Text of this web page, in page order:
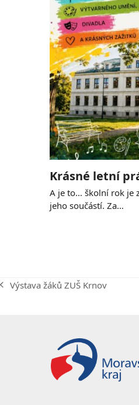
Krásné letní
A je to… školní rok je
jeho součástí. Za…
previous
Výstava žáků ZUŠ Krnov